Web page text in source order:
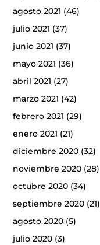
agosto 2021 (46)
julio 2021 (37)
junio 2021 (37)
mayo 2021 (36)
abril 2021 (27)
marzo 2021 (42)
febrero 2021 (29)
enero 2021 (21)
diciembre 2020(32)
noviembre 2020(28)
octubre 2020(34)
septiembre 2020(21)
agosto 2020(5)
julio 2020(3)